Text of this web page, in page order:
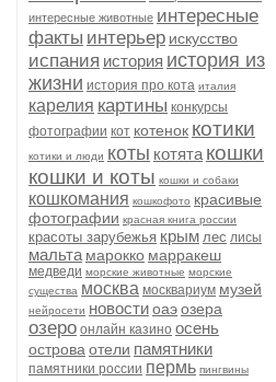
интересные животные интересные
факты интерьер искусство
испания история история из
жизни история про кота италия
карелия картины конкурсы
фотографии кот котенок котики
котики и люди коты котята кошки
кошки и коты кошки и собаки
кошкомания кошкофото красивые
фотографии красная книга россии
красоты зарубежья крым лес лисы
мальта марокко марракеш
медведи морские животные морские
существа москва москвариум музей
нейросети новостиоаэозера
озеро онлайн казино осень
острова отели памятники
памятники россии пермь пингвины